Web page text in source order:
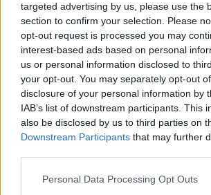
targeted advertising by us, please use the
section to confirm your selection. Please
opt-out request is processed you may
interest-based ads based on personal
us or personal information disclosed to
your opt-out. You may separately opt-out
disclosure of your personal information by
IAB’s list of downstream participants. This
also be disclosed by us to third parties on
Downstream Participants that may further
Personal Data Processing Opt Outs
Hetkellisesti Adelaidessa on silti koettu
ja lämpimämpiä lokakuisia päiviä.
2013 lokakuussa lämpötila käväisi
ja toisaalta vuonna 2014 lokakuussa
poikkeuksellisen lämpimänä päivänä 37
Entä muut kuukaudet?
Adelaidessa on ollut...
Tammikuussa Helmikuussa
Toukokuussa